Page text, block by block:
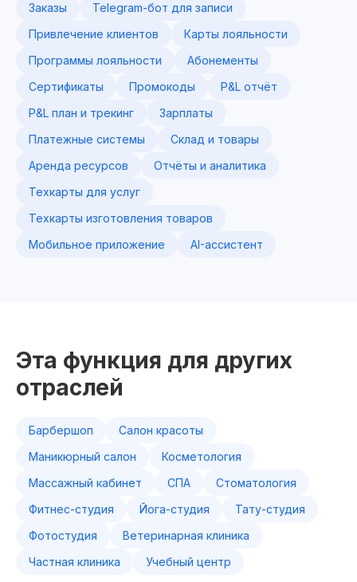
Заказы
Telegram-бот для записи
Привлечение клиентов
Карты лояльности
Программы лояльности
Абонементы
Сертификаты
Промокоды
P&L отчёт
P&L план и трекинг
Зарплаты
Платежные системы
Склад и товары
Аренда ресурсов
Отчёты и аналитика
Техкарты для услуг
Техкарты изготовления товаров
Мобильное приложение
AI-ассистент
Эта функция для других
отраслей
Барбершоп
Салон красоты
Маникюрный салон
Косметология
Массажный кабинет
СПА
Стоматология
Фитнес-студия
Йога-студия
Тату-студия
Фотостудия
Ветеринарная клиника
Частная клиника
Учебный центр